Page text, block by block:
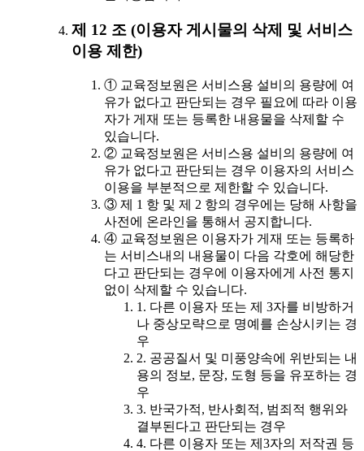
제 12 조 (이용자 게시물의 삭제 및 서비스
이용 제한)
① 교육정보원은 서비스용 설비의 용량에 여
유가 없다고 판단되는 경우 필요에 따라 이용
자가 게재 또는 등록한 내용물을 삭제할 수
있습니다.
② 교육정보원은 서비스용 설비의 용량에 여
유가 없다고 판단되는 경우 이용자의 서비스
이용을 부분적으로 제한할 수 있습니다.
③ 제 1 항 및 제 2 항의 경우에는 당해 사항을
사전에 온라인을 통해서 공지합니다.
④ 교육정보원은 이용자가 게재 또는 등록하
는 서비스내의 내용물이 다음 각호에 해당한
다고 판단되는 경우에 이용자에게 사전 통지
없이 삭제할 수 있습니다.
1. 다른 이용자 또는 제 3자를 비방하거
나 중상모략으로 명예를 손상시키는 경
우
2. 공공질서 및 미풍양속에 위반되는 내
용의 정보, 문장, 도형 등을 유포하는 경
우
3. 반국가적, 반사회적, 범죄적 행위와
결부된다고 판단되는 경우
4. 다른 이용자 또는 제3자의 저작권 등